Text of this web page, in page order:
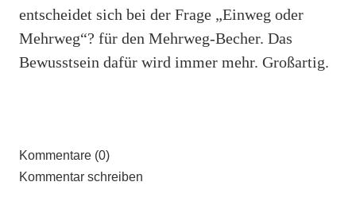
entscheidet sich bei der Frage „Einweg oder
Mehrweg“? für den Mehrweg-Becher. Das
Bewusstsein dafür wird immer mehr. Großartig.
Kommentare (0)
Kommentar schreiben